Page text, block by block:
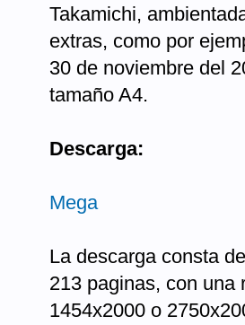
Takamichi,
extras, como por
30 de noviembre del
tamaño A4.
Descarga:
Mega
La descarga consta
213 paginas, con una
1454x2000 o